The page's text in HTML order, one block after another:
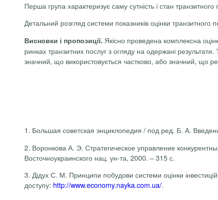
Перша група характеризує саму сутність і стан транзитного
Детальний розгляд системи показників оцінки
Висновки і пропозиції. Якісно проведена комплексна
ринках транзитних послуг з огляду на одержані
значний, що використовується частково, або значний, що
1. Большая советская энциклопедия / под ред. Б. А.
2. Воронкова А. Э. Стратегическое управление
Восточноукраинского нац. ун-та, 2000. – 315 с.
3. Дідух С. М. Принципи побудови системи оцінки
доступу: http://www.economy.nayka.com.ua/.